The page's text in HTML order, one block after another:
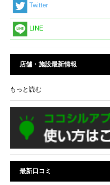
Twitter
LINE
店舗・施設最新情報
もっと読む
最新口コミ